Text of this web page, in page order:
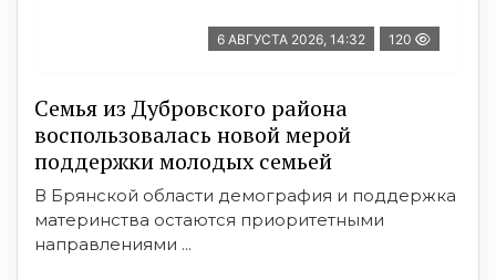
6 АВГУСТА 2026, 14:32 120
Семья из Дубровского района
воспользовалась новой мерой
поддержки молодых семьей
В Брянской области демография и поддержка
материнства остаются приоритетными
направлениями ...